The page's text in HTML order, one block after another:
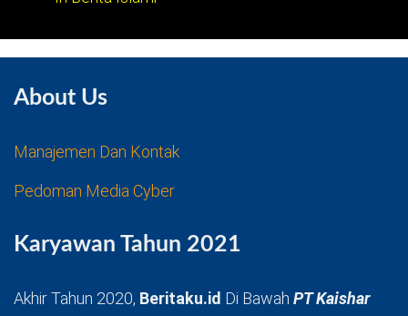
About Us
Manajemen Dan Kontak
Pedoman Media Cyber
Karyawan Tahun 2021
Akhir Tahun 2020, Beritaku.id Di Bawah PT Kaishar